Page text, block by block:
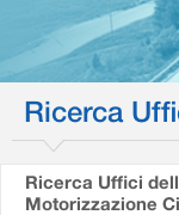
Ricerca
Ricerca Uffici
Motorizzazione